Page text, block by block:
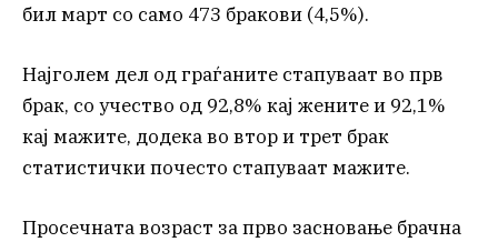
бил март со само 473 бракови (4,5%).
Најголем дел од граѓаните стапуваат во прв
брак, со учество од 92,8% кај жените и 92,1%
кај мажите, додека во втор и трет брак
статистички почесто стапуваат мажите.
Просечната возраст за прво засновање брачна